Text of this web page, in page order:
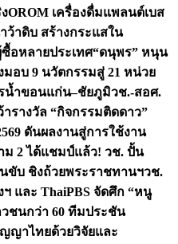
OROM เครื่องดื่มแพลนต์เบส
าดิบ สร้างกระแสใน
อหลายประเทศ“ดนุพร” หนุน
มอบ 9 นวัตกรรมสู่ 21 หน่วย
น้ำขอนแก่น–ชัยภูมิวช.-สอศ.
รางวัล “กิจกรรมติดดาว”
ดันผลงานสู่การใช้งาน
ม 2 ได้แชมป์แล้ว! วช. ปั้น
ขับ ชิงถ้วยพระราชทานฯวช.
และ ThaiPBS จัดศึก “หนู
วชนกว่า 60 ทีมประชัน
ญาไทยด้วยวิจัยและ